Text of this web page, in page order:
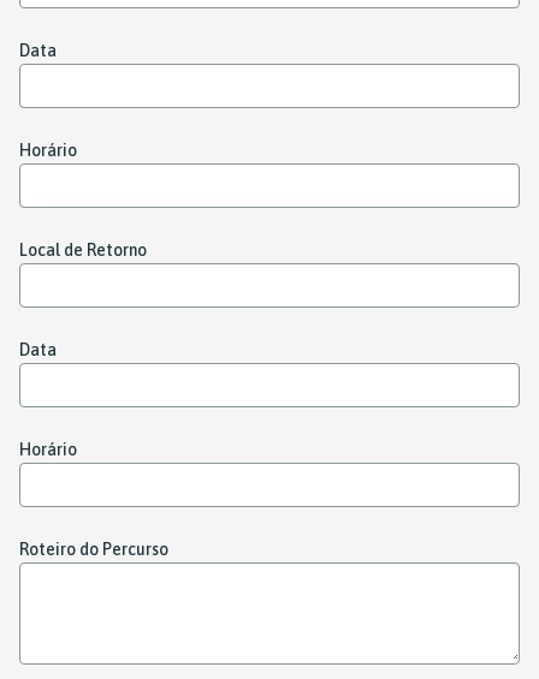
Data
Horário
Local de Retorno
Data
Horário
Roteiro do Percurso